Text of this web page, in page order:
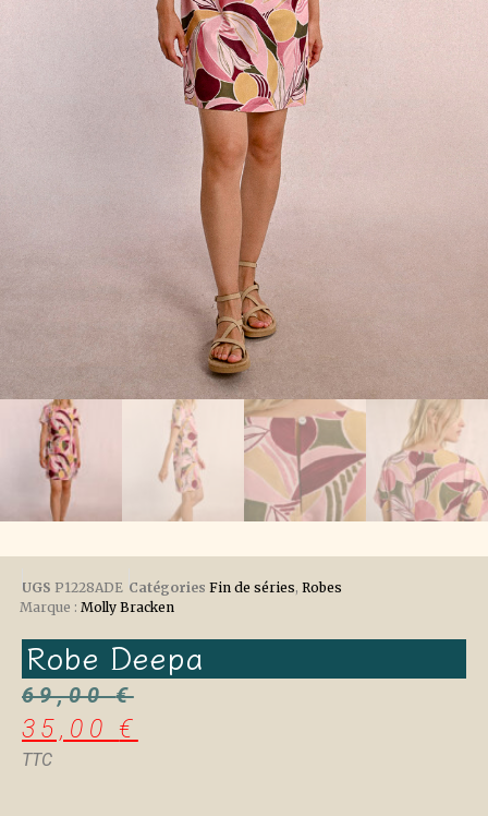
UGS P1228ADE Catégories Fin de séries, Robes
Marque : Molly Bracken
Robe Deepa
69,00€
35,00€
TTC